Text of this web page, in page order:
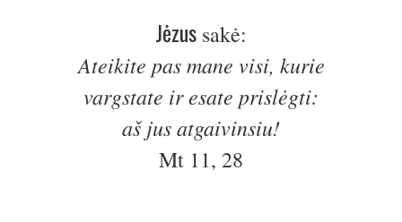
Jėzus sakė:
Ateikite pas mane visi, kurie
vargstate ir esate prislėgti:
aš jus atgaivinsiu!
Mt 11, 28